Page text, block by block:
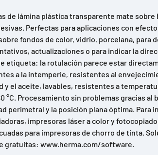
de lámina plástica transparente mate sobre
Perfectas para aplicaciones con
fondos de color, vidrio, porcelana, para
actualizaciones o para indicar la
etiqueta: la rotulación parece estar
a la intemperie, resistentes al
y el aceite, lavables, resistentes a
°C. Procesamiento sin problemas gracias al
perimetral y la posición plana óptima. Para
impresoras láser a color y
para impresoras de chorro de tinta.
gratuitas: www.herma.com/software.